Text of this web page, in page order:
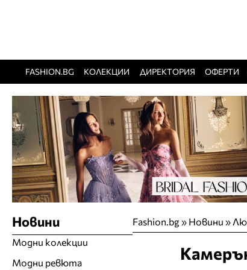
FASHION.BG КОЛЕКЦИИ ДИРЕКТОРИЯ ОФЕРТИ
Fashion.bg» Новини »
Новини
Модни колекции
Модни ревюта